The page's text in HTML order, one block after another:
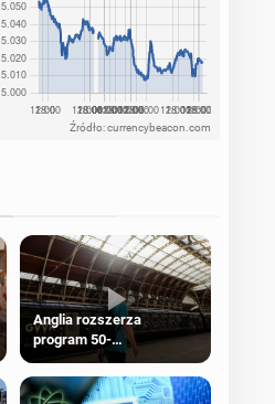
Źródło: currencybeacon.com
Anglia rozszerza
program 50-
procentowych zniżek
kolejowych na 18-latków